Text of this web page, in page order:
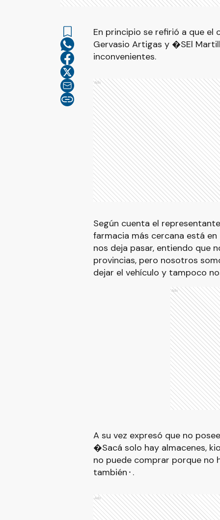
En principio se refirió a que
Gervasio Artigas y �SEl
inconvenientes.
Ads
Según cuenta el
farmacia más cercana está
nos deja pasar, entiendo que
provincias, pero nosotros
dejar el vehículo y tampoco
Ads
A su vez expresó que no
�Sacá solo hay almacenes,
no puede comprar porque no
también⬝.
Ads